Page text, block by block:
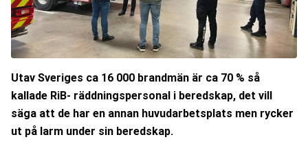
Utav Sveriges ca 16 000 brandmän är ca 70 % så
kallade RiB- räddningspersonal i beredskap, det vill
säga att de har en annan huvudarbetsplats men rycker
ut på larm under sin beredskap.